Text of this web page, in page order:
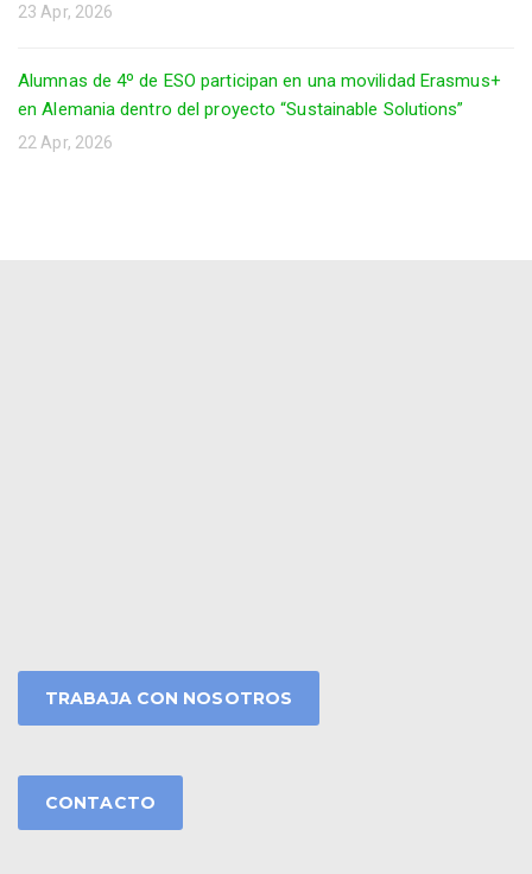
23 Apr, 2026
Alumnas de 4º de ESO participan en una movilidad Erasmus+
en Alemania dentro del proyecto “Sustainable Solutions”
22 Apr, 2026
TRABAJA CON NOSOTROS
CONTACTO